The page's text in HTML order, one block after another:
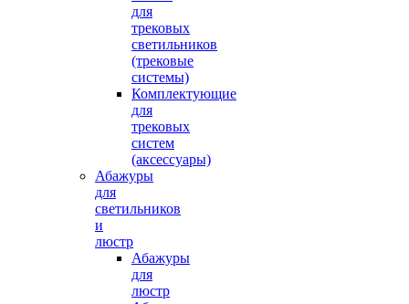
для
трековых
светильников
(трековые
системы)
Комплектующие
для
трековых
систем
(аксессуары)
Абажуры
для
светильников
и
люстр
Абажуры
для
люстр